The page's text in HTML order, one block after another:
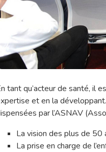
tant qu’acteur de santé, il
et en la
par l’ASNAV
La vision des plus de 50
La prise en charge de